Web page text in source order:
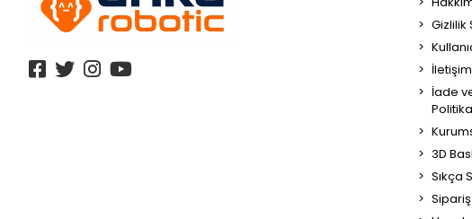
Gizlilik
İletişim
İade
3D
Sıkça